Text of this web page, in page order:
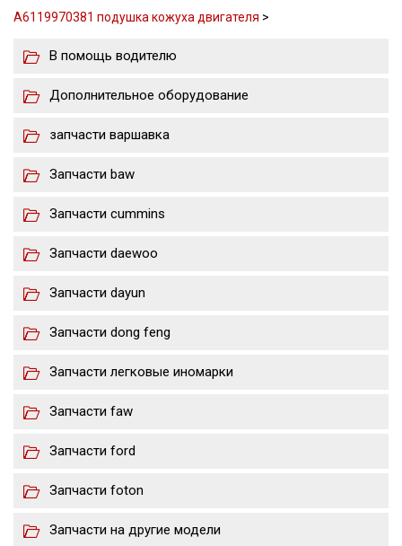
A6119970381 подушка кожуха двигателя >
В помощь водителю
Дополнительное оборудование
запчасти варшавка
Запчасти baw
Запчасти cummins
Запчасти daewoo
Запчасти dayun
Запчасти dong feng
Запчасти легковые иномарки
Запчасти faw
Запчасти ford
Запчасти foton
Запчасти на другие модели